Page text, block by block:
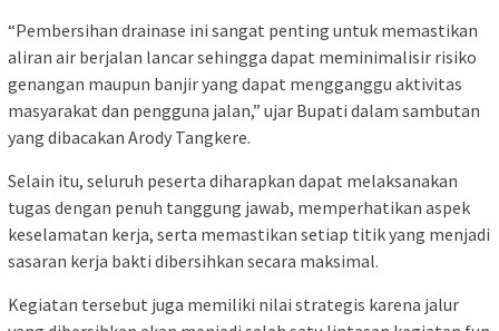
“Pembersihan drainase ini sangat penting untuk memastikan
aliran air berjalan lancar sehingga dapat meminimalisir risiko
genangan maupun banjir yang dapat mengganggu aktivitas
masyarakat dan pengguna jalan,” ujar Bupati dalam sambutan
yang dibacakan Arody Tangkere.
Selain itu, seluruh peserta diharapkan dapat melaksanakan
tugas dengan penuh tanggung jawab, memperhatikan aspek
keselamatan kerja, serta memastikan setiap titik yang menjadi
sasaran kerja bakti dibersihkan secara maksimal.
Kegiatan tersebut juga memiliki nilai strategis karena jalur